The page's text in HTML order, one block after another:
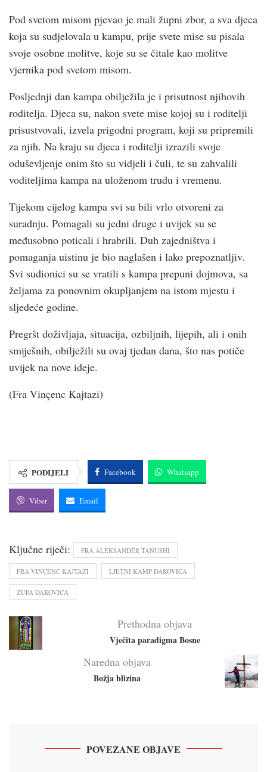
Pod svetom misom pjevao je mali župni zbor, a sva djeca
koja su sudjelovala u kampu, prije svete mise su pisala
svoje osobne molitve, koje su se čitale kao molitve
vjernika pod svetom misom.
Posljednji dan kampa obilježila je i prisutnost njihovih
roditelja. Djeca su, nakon svete mise kojoj su i roditelji
prisustvovali, izvela prigodni program, koji su pripremili
za njih. Na kraju su djeca i roditelji izrazili svoje
oduševljenje onim što su vidjeli i čuli, te su zahvalili
voditeljima kampa na uloženom trudu i vremenu.
Tijekom cijelog kampa svi su bili vrlo otvoreni za
suradnju. Pomagali su jedni druge i uvijek su se
međusobno poticali i hrabrili. Duh zajedništva i
pomaganja uistinu je bio naglašen i lako prepoznatljiv.
Svi sudionici su se vratili s kampa prepuni dojmova, sa
željama za ponovnim okupljanjem na istom mjestu i
sljedeće godine.
Pregršt doživljaja, situacija, ozbiljnih, lijepih, ali i onih
smiješnih, obilježili su ovaj tjedan dana, što nas potiče
uvijek na nove ideje.
(Fra Vinçenc Kajtazi)
PODIJELI Facebook Whatsapp
Viber Email
Ključne riječi: FRA ALEKSANDËR TANUSHI
FRA VINÇENC KAJTAZI LJETNI KAMP ĐAKOVICA
ŽUPA ĐAKOVICA
Prethodna objava
Vječita paradigma Bosne
Naredna objava
Božja blizina
POVEZANE OBJAVE